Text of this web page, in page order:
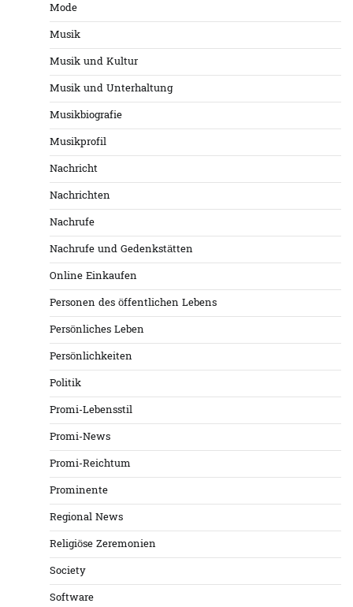
Mode
Musik
Musik und Kultur
Musik und Unterhaltung
Musikbiografie
Musikprofil
Nachricht
Nachrichten
Nachrufe
Nachrufe und Gedenkstätten
Online Einkaufen
Personen des öffentlichen Lebens
Persönliches Leben
Persönlichkeiten
Politik
Promi-Lebensstil
Promi-News
Promi-Reichtum
Prominente
Regional News
Religiöse Zeremonien
Society
Software